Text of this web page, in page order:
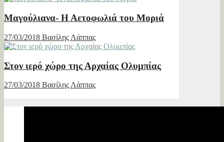
Μαγούλιανα- Η Αετοφωλιά του Μοριά
27/03/2018 Βασίλης Λάππας
Στον ιερό χώρο της Αρχαίας Ολυμπίας
27/03/2018 Βασίλης Λάππας